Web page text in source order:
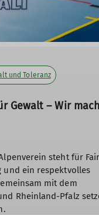
und Toleranz
Gewalt – Wir
steht für
und ein respektvolles
mit dem
Rheinland-Pfalz